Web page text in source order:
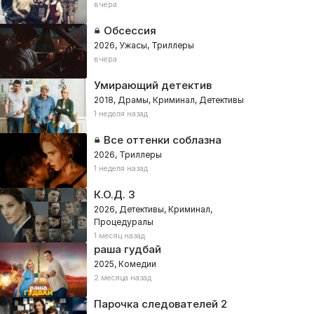
вчера
Обсессия
2026, Ужасы, Триллеры
вчера
Умирающий детектив
2018, Драмы, Криминал, Детективы
1 неделя назад
Все оттенки соблазна
2026, Триллеры
1 неделя назад
К.О.Д. 3
2026, Детективы, Криминал,
Процедуралы
1 месяц назад
раша гудбай
2025, Комедии
2 месяца назад
Парочка следователей 2